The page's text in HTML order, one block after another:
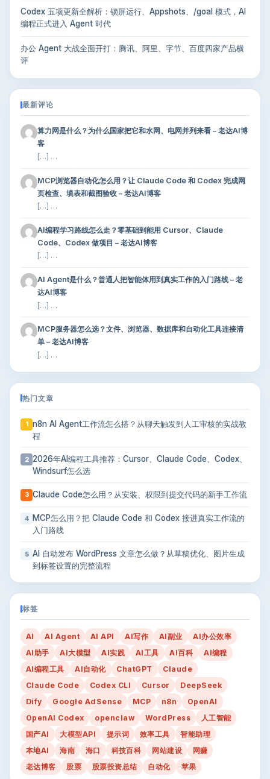
Codex 五项更新全解析：锁屏运行、Appshots、/goal 模式，AI
编程正式进入 Agent 时代
办公 Agent 大战全面开打：腾讯、阿里、字节、百度四家产品横
评
最新评论
算力网是什么？为什么国家把它和水网、电网并列来看 – 老达AI博
客
[…] …
MCP浏览器自动化怎么用？让 Claude Code 和 Codex 完成网
页检查、填表和截图验收 – 老达AI博客
[…] …
AI编程学习路线怎么走？零基础到能用 Cursor、Claude
Code、Codex 做项目 – 老达AI博客
[…] …
AI Agent是什么？普通人把智能体用到真实工作的入门路线 – 老
达AI博客
[…] …
MCP服务器怎么选？文件、浏览器、数据库和自动化工具连接清
单 – 老达AI博客
[…] …
热门文章
1
n8n AI Agent工作流怎么搭？从聊天触发到人工审核的实战教
程
2 2026年AI编程工具推荐：Cursor、Claude Code、Codex、
Windsurf怎么选
3 Claude Code怎么用？从安装、权限到提交代码的新手工作流
4
MCP怎么用？把 Claude Code 和 Codex 接进真实工作流的
入门路线
5 AI 自动发布 WordPress 文章怎么做？从草稿优化、图片生成
到标签设置的完整流程
标签
AI AI Agent AI API AI写作 AI副业
AI办公效率
AI助手
AI大模型 AI实践 AI工具 AI百科
AI编程
AI编程工具
AI自动化 ChatGPT
Claude
Claude Code
Codex CLI Cursor
DeepSeek
Dify
Google AdSense MCP n8n
OpenAI
OpenAI Codex
openclaw WordPress
人工智能
国产AI
大模型API 提示词 效率工具
智能助理
本地AI
海南 海口 科技百科 网站建设
网赚
老达博客
股票 股票投资总结 自动化 苹果